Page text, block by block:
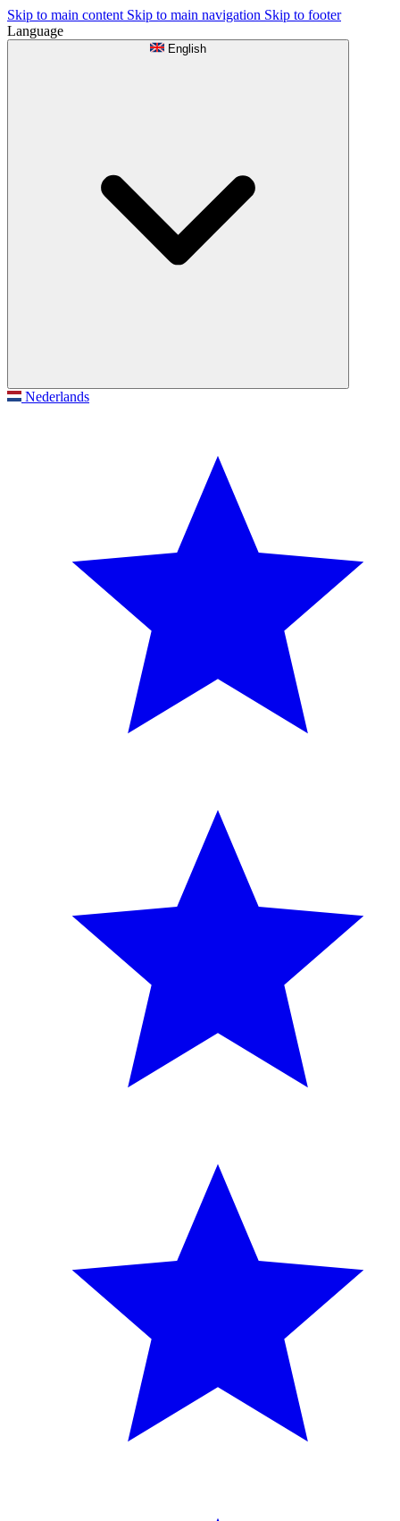
Skip to main content Skip to main navigation Skip to footer
Language
English
Nederlands